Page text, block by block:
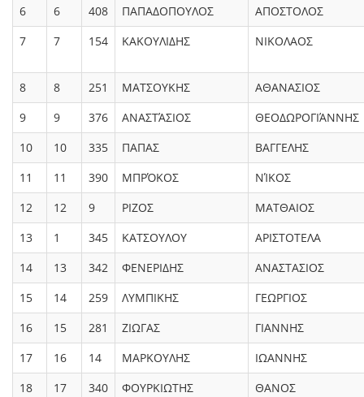
6
6 408 ΠΑΠΑΔΟΠΟΥΛΟΣ
ΑΠΟΣΤΟΛΟΣ
7
7 154 ΚΑΚΟΥΛΙΔΗΣ ΝΙΚΟΛΑΟΣ
8 8 251 ΜΑΤΣΟΥΚΗΣ
ΑΘΑΝΑΣΙΟΣ
9
9 376 ΑΝΑΣΤΆΣΙΟΣ
ΘΕΟΔΩΡΟΓΙΆΝΝΗΣ
10
10 335 ΠΑΠΑΣ
ΒΑΓΓΕΛΗΣ
11
11 390 ΜΠΡΌΚΟΣ
ΝΊΚΟΣ
12
12 9 ΡΙΖΟΣ
ΜΑΤΘΑΙΟΣ
13
1 345 ΚΑΤΣΟΥΛΟΥ
ΑΡΙΣΤΟΤΕΛΑ
14
13 342 ΦΕΝΕΡΙΔΗΣ
ΑΝΑΣΤΑΣΙΟΣ
15
14 259 ΛΥΜΠΙΚΗΣ
ΓΕΩΡΓΙΟΣ
16
15 281 ΖΙΩΓΑΣ
ΓΙΑΝΝΗΣ
17
16 14 ΜΑΡΚΟΥΛΗΣ
ΙΩΑΝΝΗΣ
18
17 340 ΦΟΥΡΚΙΩΤΗΣ
ΘΑΝΟΣ